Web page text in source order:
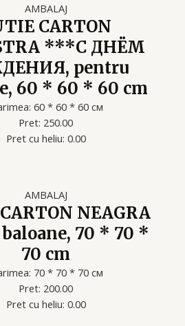
AMBALAJ
CARTON
***С ДНЁМ
pentru
60 * 60 * 60 cm
60 * 60 * 60 см
Pret: 250.00
Pret cu heliu: 0.00
AMBALAJ
NEAGRA
70 * 70 *
70 cm
70 * 70 * 70 см
Pret: 200.00
Pret cu heliu: 0.00